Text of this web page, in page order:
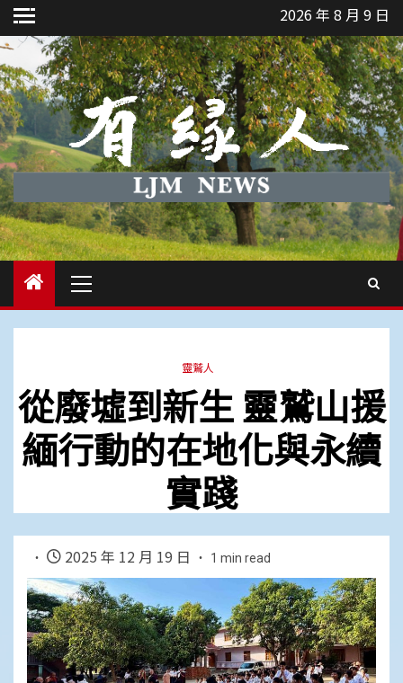
Skip
to
content
2026 年 8 月 9 日
Menu
靈鷲人
從廢墟到新生 靈鷲山援
緬行動的在地化與永續
實踐
2025 年 12 月 19 日 1 min read